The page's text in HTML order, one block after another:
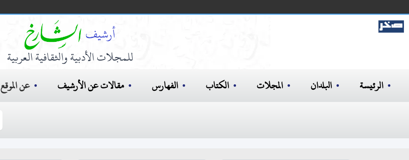
للمجلات الأدبية والثقافية العربية
الرئيسة البلدان المجلات الكتاب الفهارس مقالات عن الأرشيف عن الموقع